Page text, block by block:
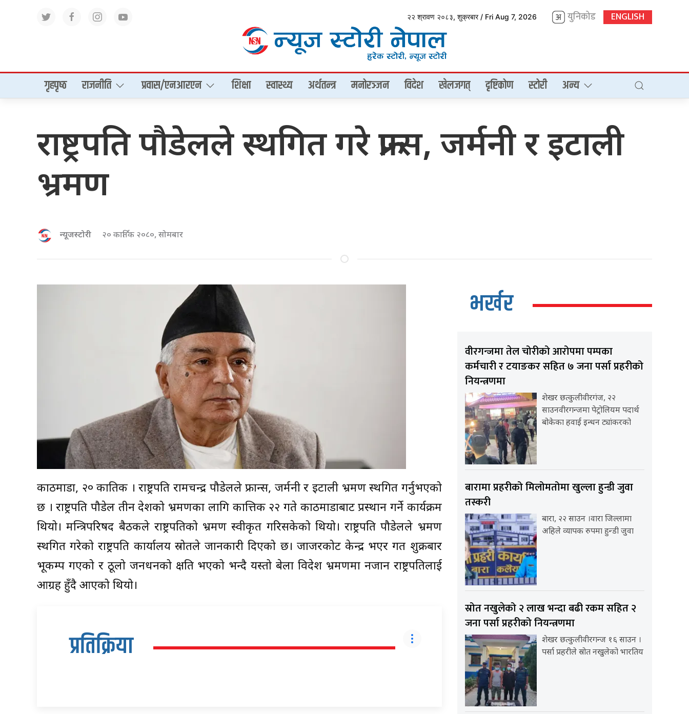
२२ श्रावण २०८३, शुक्रबार / Fri Aug 7, 2026 युनिकोड ENGLISH
गृहपृष्‍ठ राजनीति प्रवास/एनआरएन शिक्षा स्वास्थ्य अर्थतन्त्र मनोरञ्जन विदेश खेलजगत् दृष्टिकोण स्टोरी अन्य
राष्ट्रपति पौडेलले स्थगित गरे फ्रान्स, जर्मनी र इटाली
भ्रमण
न्यूजस्टोरी २० कार्तिक २०८०, सोमबार
काठमाडौं, २० कातिक । राष्ट्रपति रामचन्द्र पौडेलले फ्रान्स, जर्मनी र इटाली भ्रमण स्थगित गर्नुभएको
छ । राष्ट्रपति पौडेल तीन देशको भ्रमणका लागि कात्तिक २२ गते काठमाडौंबाट प्रस्थान गर्ने कार्यक्रम
थियो। मन्त्रिपरिषद बैठकले राष्ट्रपतिको भ्रमण स्वीकृत गरिसकेको थियो। राष्ट्रपति पौडेलले भ्रमण
स्थगित गरेको राष्ट्रपति कार्यालय स्रोतले जानकारी दिएको छ। जाजरकोट केन्द्र भएर गत शुक्रबार
भूकम्प गएको र ठूलो जनधनको क्षति भएको भन्दै यस्तो बेला विदेश भ्रमणमा नजान राष्ट्रपतिलाई
आग्रह हुँदै आएको थियो।
प्रतिक्रिया
भर्खर
वीरगन्जमा तेल चोरीको आरोपमा पम्पका
कर्मचारी र टयाङकर सहित ७ जना पर्सा प्रहरीको
नियन्त्रणमा
शेखर छत्कुलीवीरगंज, २२
साउनवीरगन्जमा पेट्रोलियम पदार्थ
बोकेका हवाई इन्धन ट्यांकरको
बारामा प्रहरीको मिलोमतोमा खुल्ला हुन्डी जुवा
तस्करी
बारा, २२ साउन ।वारा जिल्लामा
अहिले व्यापक रुपमा हुन्डी जुवा
स्रोत नखुलेको २ लाख भन्दा बढी रकम सहित २
जना पर्सा प्रहरीको नियन्त्रणमा
शेखर छत्कुलीवीरगन्ज १६ साउन ।
पर्सा प्रहरीले स्रोत नखुलेको भारतिय